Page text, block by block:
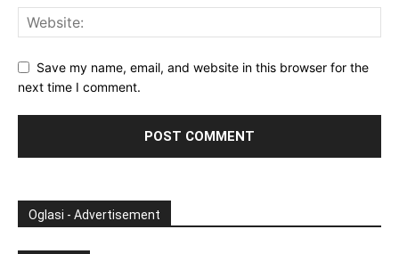
Save my name, email, and website in this browser for the
next time I comment.
Oglasi - Advertisement